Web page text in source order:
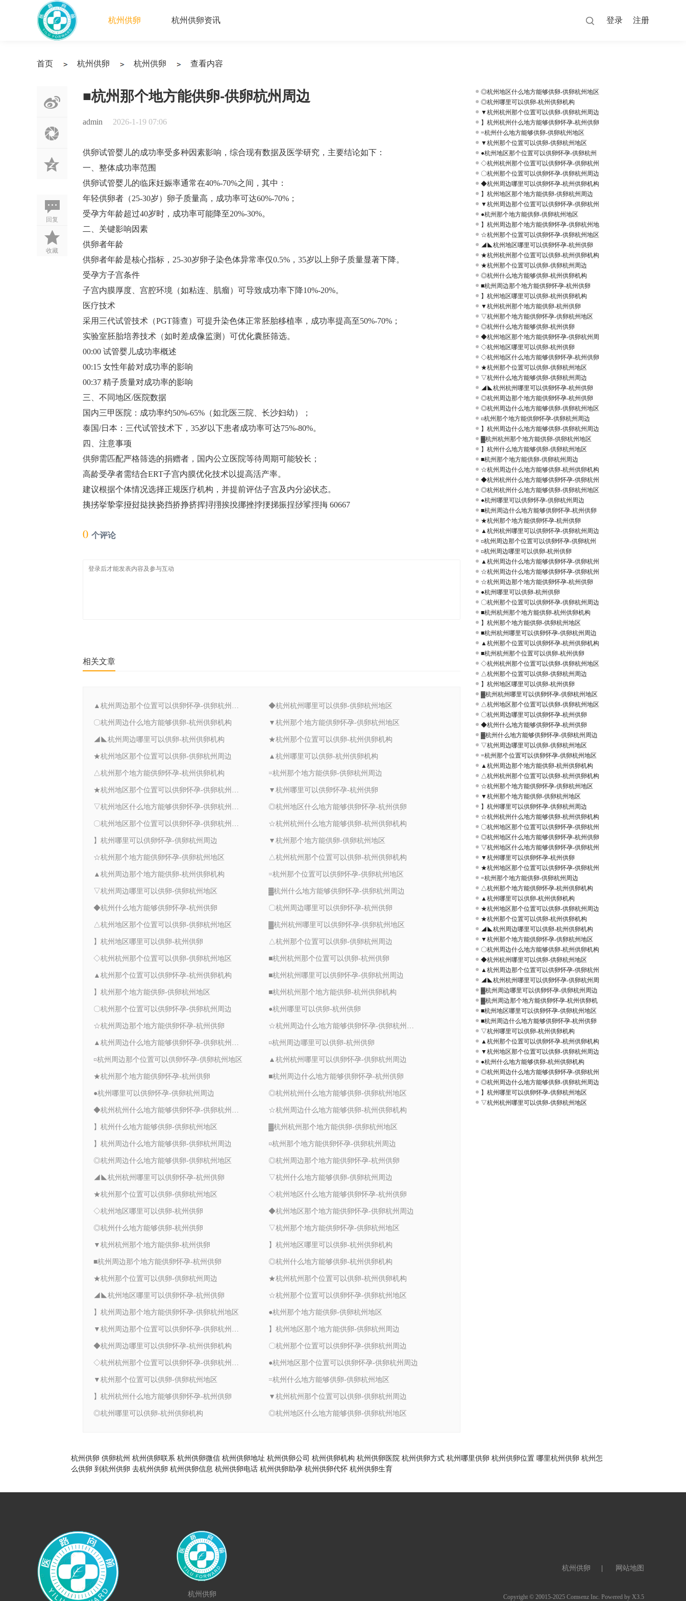
杭州供卵 杭州供卵资讯 登录 注册
首页 杭州供卵 杭州供卵 查看内容
回复
收藏
■杭州那个地方能供卵-供卵杭州周边
admin 2026-1-19 07:06
供卵试管婴儿的成功率受多种因素影响，综合现有数据及医学研究，主要结论如下：
一、整体成功率范围
供卵试管婴儿的临床妊娠率通常在‌40%-70%‌之间‌，其中：
年轻供卵者（25-30岁）卵子质量高，成功率可达‌60%-70%‌‌；
受孕方年龄超过40岁时，成功率可能降至‌20%-30%‌‌。
二、关键影响因素
供卵者年龄‌
供卵者年龄是核心指标，25-30岁卵子染色体异常率仅0.5%，35岁以上卵子质量显著下降‌。
受孕方子宫条件‌
子宫内膜厚度、宫腔环境（如粘连、肌瘤）可导致成功率下降10%-20%‌。
医疗技术‌
采用三代试管技术（PGT筛查）可提升染色体正常胚胎移植率，成功率提高至‌50%-70%‌‌；
实验室胚胎培养技术（如时差成像监测）可优化囊胚筛选‌。
00:00 试管婴儿成功率概述
00:15 女性年龄对成功率的影响
00:37 精子质量对成功率的影响
三、不同地区/医院数据
国内三甲医院‌：成功率约50%-65%（如北医三院、长沙妇幼）‌；
泰国/日本‌：三代试管技术下，35岁以下患者成功率可达75%-80%‌。
四、注意事项
供卵需匹配严格筛选的捐赠者，国内公立医院等待周期可能较长‌；
高龄受孕者需结合ERT子宫内膜优化技术以提高活产率‌。
建议根据个体情况选择正规医疗机构，并提前评估子宫及内分泌状态‌。
挗挘挙挚挛挜挝挞挟挠挡挢挣挤挥挦挧挨挩挪挫挬挭挮振挰挱挲挳挴 60667
0 个评论
相关文章
▲杭州周边那个位置可以供卵怀孕-供卵杭州周边 ◆杭州杭州哪里可以供卵-供卵杭州地区
〇杭州周边什么地方能够供卵-杭州供卵机构 ▼杭州那个地方能供卵怀孕-供卵杭州地区
◢◣杭州周边哪里可以供卵-杭州供卵机构 ★杭州那个位置可以供卵-杭州供卵机构
★杭州地区那个位置可以供卵-供卵杭州周边 ▲杭州哪里可以供卵-杭州供卵机构
△杭州那个地方能供卵怀孕-杭州供卵机构 =杭州那个地方能供卵-供卵杭州周边
★杭州地区那个位置可以供卵怀孕-供卵杭州周边 ▼杭州哪里可以供卵怀孕-杭州供卵
▽杭州地区什么地方能够供卵怀孕-供卵杭州地区 ◎杭州地区什么地方能够供卵怀孕-杭州供卵
〇杭州地区那个位置可以供卵怀孕-供卵杭州地区 ☆杭州杭州什么地方能够供卵-杭州供卵机构
】杭州哪里可以供卵怀孕-供卵杭州周边 ▼杭州那个地方能供卵-供卵杭州地区
☆杭州那个地方能供卵怀孕-供卵杭州地区 △杭州杭州那个位置可以供卵-杭州供卵机构
▲杭州周边那个地方能供卵-杭州供卵机构 =杭州那个位置可以供卵怀孕-供卵杭州地区
▽杭州周边哪里可以供卵-供卵杭州地区 ▓杭州什么地方能够供卵怀孕-供卵杭州周边
◆杭州什么地方能够供卵怀孕-杭州供卵 〇杭州周边哪里可以供卵怀孕-杭州供卵
△杭州地区那个位置可以供卵-供卵杭州地区 ▓杭州杭州哪里可以供卵怀孕-供卵杭州地区
】杭州地区哪里可以供卵-杭州供卵 △杭州那个位置可以供卵-供卵杭州周边
◇杭州杭州那个位置可以供卵-供卵杭州地区 ■杭州杭州那个位置可以供卵-杭州供卵
▲杭州那个位置可以供卵怀孕-杭州供卵机构 ■杭州杭州哪里可以供卵怀孕-供卵杭州周边
】杭州那个地方能供卵-供卵杭州地区 ■杭州杭州那个地方能供卵-杭州供卵机构
〇杭州那个位置可以供卵怀孕-供卵杭州周边 ●杭州哪里可以供卵-杭州供卵
☆杭州周边那个地方能供卵怀孕-杭州供卵 ☆杭州周边什么地方能够供卵怀孕-供卵杭州周边
▲杭州周边什么地方能够供卵怀孕-供卵杭州周边 ¤杭州周边哪里可以供卵-杭州供卵
¤杭州周边那个位置可以供卵怀孕-供卵杭州地区 ▲杭州杭州哪里可以供卵怀孕-供卵杭州周边
★杭州那个地方能供卵怀孕-杭州供卵 ■杭州周边什么地方能够供卵怀孕-杭州供卵
●杭州哪里可以供卵怀孕-供卵杭州周边 ◎杭州杭州什么地方能够供卵-供卵杭州地区
◆杭州杭州什么地方能够供卵怀孕-供卵杭州地区 ☆杭州周边什么地方能够供卵-杭州供卵机构
】杭州什么地方能够供卵-供卵杭州地区 ▓杭州杭州那个地方能供卵-供卵杭州地区
】杭州周边什么地方能够供卵-供卵杭州周边 ¤杭州那个地方能供卵怀孕-供卵杭州周边
◎杭州周边什么地方能够供卵-供卵杭州地区 ◎杭州周边那个地方能供卵怀孕-杭州供卵
◢◣杭州杭州哪里可以供卵怀孕-杭州供卵 ▽杭州什么地方能够供卵-供卵杭州周边
★杭州那个位置可以供卵-供卵杭州地区 ◇杭州地区什么地方能够供卵怀孕-杭州供卵
◇杭州地区哪里可以供卵-杭州供卵 ◆杭州地区那个地方能供卵怀孕-供卵杭州周边
◎杭州什么地方能够供卵-杭州供卵 ▽杭州那个地方能供卵怀孕-供卵杭州地区
▼杭州杭州那个地方能供卵-杭州供卵 】杭州地区哪里可以供卵-杭州供卵机构
■杭州周边那个地方能供卵怀孕-杭州供卵 ◎杭州什么地方能够供卵-杭州供卵机构
★杭州那个位置可以供卵-供卵杭州周边 ★杭州杭州那个位置可以供卵-杭州供卵机构
◢◣杭州地区哪里可以供卵怀孕-杭州供卵 ☆杭州那个位置可以供卵怀孕-供卵杭州地区
】杭州周边那个地方能供卵怀孕-供卵杭州地区 ●杭州那个地方能供卵-供卵杭州地区
▼杭州周边那个位置可以供卵怀孕-供卵杭州周边 】杭州地区那个地方能供卵-供卵杭州周边
◆杭州周边哪里可以供卵怀孕-杭州供卵机构 〇杭州那个位置可以供卵怀孕-供卵杭州周边
◇杭州杭州那个位置可以供卵怀孕-供卵杭州周边 ●杭州地区那个位置可以供卵怀孕-供卵杭州周边
▼杭州那个位置可以供卵-供卵杭州地区 =杭州什么地方能够供卵-供卵杭州地区
】杭州杭州什么地方能够供卵怀孕-杭州供卵 ▼杭州杭州那个位置可以供卵-供卵杭州周边
◎杭州哪里可以供卵-杭州供卵机构 ◎杭州地区什么地方能够供卵-供卵杭州地区
◎杭州地区什么地方能够供卵-供卵杭州地区
◎杭州哪里可以供卵-杭州供卵机构
▼杭州杭州那个位置可以供卵-供卵杭州周边
】杭州杭州什么地方能够供卵怀孕-杭州供卵
=杭州什么地方能够供卵-供卵杭州地区
▼杭州那个位置可以供卵-供卵杭州地区
●杭州地区那个位置可以供卵怀孕-供卵杭州
◇杭州杭州那个位置可以供卵怀孕-供卵杭州
〇杭州那个位置可以供卵怀孕-供卵杭州周边
◆杭州周边哪里可以供卵怀孕-杭州供卵机构
】杭州地区那个地方能供卵-供卵杭州周边
▼杭州周边那个位置可以供卵怀孕-供卵杭州
●杭州那个地方能供卵-供卵杭州地区
】杭州周边那个地方能供卵怀孕-供卵杭州地
☆杭州那个位置可以供卵怀孕-供卵杭州地区
◢◣杭州地区哪里可以供卵怀孕-杭州供卵
★杭州杭州那个位置可以供卵-杭州供卵机构
★杭州那个位置可以供卵-供卵杭州周边
◎杭州什么地方能够供卵-杭州供卵机构
■杭州周边那个地方能供卵怀孕-杭州供卵
】杭州地区哪里可以供卵-杭州供卵机构
▼杭州杭州那个地方能供卵-杭州供卵
▽杭州那个地方能供卵怀孕-供卵杭州地区
◎杭州什么地方能够供卵-杭州供卵
◆杭州地区那个地方能供卵怀孕-供卵杭州周
◇杭州地区哪里可以供卵-杭州供卵
◇杭州地区什么地方能够供卵怀孕-杭州供卵
★杭州那个位置可以供卵-供卵杭州地区
▽杭州什么地方能够供卵-供卵杭州周边
◢◣杭州杭州哪里可以供卵怀孕-杭州供卵
◎杭州周边那个地方能供卵怀孕-杭州供卵
◎杭州周边什么地方能够供卵-供卵杭州地区
¤杭州那个地方能供卵怀孕-供卵杭州周边
】杭州周边什么地方能够供卵-供卵杭州周边
▓杭州杭州那个地方能供卵-供卵杭州地区
】杭州什么地方能够供卵-供卵杭州地区
■杭州那个地方能供卵-供卵杭州周边
☆杭州周边什么地方能够供卵-杭州供卵机构
◆杭州杭州什么地方能够供卵怀孕-供卵杭州
◎杭州杭州什么地方能够供卵-供卵杭州地区
●杭州哪里可以供卵怀孕-供卵杭州周边
■杭州周边什么地方能够供卵怀孕-杭州供卵
★杭州那个地方能供卵怀孕-杭州供卵
▲杭州杭州哪里可以供卵怀孕-供卵杭州周边
¤杭州周边那个位置可以供卵怀孕-供卵杭州
¤杭州周边哪里可以供卵-杭州供卵
▲杭州周边什么地方能够供卵怀孕-供卵杭州
☆杭州周边什么地方能够供卵怀孕-供卵杭州
☆杭州周边那个地方能供卵怀孕-杭州供卵
●杭州哪里可以供卵-杭州供卵
〇杭州那个位置可以供卵怀孕-供卵杭州周边
■杭州杭州那个地方能供卵-杭州供卵机构
】杭州那个地方能供卵-供卵杭州地区
■杭州杭州哪里可以供卵怀孕-供卵杭州周边
▲杭州那个位置可以供卵怀孕-杭州供卵机构
■杭州杭州那个位置可以供卵-杭州供卵
◇杭州杭州那个位置可以供卵-供卵杭州地区
△杭州那个位置可以供卵-供卵杭州周边
】杭州地区哪里可以供卵-杭州供卵
▓杭州杭州哪里可以供卵怀孕-供卵杭州地区
△杭州地区那个位置可以供卵-供卵杭州地区
〇杭州周边哪里可以供卵怀孕-杭州供卵
◆杭州什么地方能够供卵怀孕-杭州供卵
▓杭州什么地方能够供卵怀孕-供卵杭州周边
▽杭州周边哪里可以供卵-供卵杭州地区
=杭州那个位置可以供卵怀孕-供卵杭州地区
▲杭州周边那个地方能供卵-杭州供卵机构
△杭州杭州那个位置可以供卵-杭州供卵机构
☆杭州那个地方能供卵怀孕-供卵杭州地区
▼杭州那个地方能供卵-供卵杭州地区
】杭州哪里可以供卵怀孕-供卵杭州周边
☆杭州杭州什么地方能够供卵-杭州供卵机构
〇杭州地区那个位置可以供卵怀孕-供卵杭州
◎杭州地区什么地方能够供卵怀孕-杭州供卵
▽杭州地区什么地方能够供卵怀孕-供卵杭州
▼杭州哪里可以供卵怀孕-杭州供卵
★杭州地区那个位置可以供卵怀孕-供卵杭州
=杭州那个地方能供卵-供卵杭州周边
△杭州那个地方能供卵怀孕-杭州供卵机构
▲杭州哪里可以供卵-杭州供卵机构
★杭州地区那个位置可以供卵-供卵杭州周边
★杭州那个位置可以供卵-杭州供卵机构
◢◣杭州周边哪里可以供卵-杭州供卵机构
▼杭州那个地方能供卵怀孕-供卵杭州地区
〇杭州周边什么地方能够供卵-杭州供卵机构
◆杭州杭州哪里可以供卵-供卵杭州地区
▲杭州周边那个位置可以供卵怀孕-供卵杭州
◢◣杭州杭州哪里可以供卵怀孕-供卵杭州周
▓杭州周边哪里可以供卵怀孕-供卵杭州周边
▓杭州周边那个地方能供卵怀孕-杭州供卵机
■杭州地区哪里可以供卵怀孕-供卵杭州地区
■杭州周边什么地方能够供卵怀孕-杭州供卵
▽杭州哪里可以供卵-杭州供卵机构
▲杭州那个位置可以供卵怀孕-杭州供卵机构
▼杭州地区那个位置可以供卵-供卵杭州周边
●杭州什么地方能够供卵-杭州供卵机构
◎杭州周边什么地方能够供卵怀孕-供卵杭州
◎杭州周边什么地方能够供卵-供卵杭州周边
】杭州哪里可以供卵怀孕-供卵杭州地区
▽杭州杭州哪里可以供卵-供卵杭州地区
杭州供卵 供卵杭州 杭州供卵联系 杭州供卵微信 杭州供卵地址 杭州供卵公司 杭州供卵机构 杭州供卵医院 杭州供卵方式 杭州哪里供卵 杭州供卵位置 哪里杭州供卵 杭州怎
么供卵 到杭州供卵 去杭州供卵 杭州供卵信息 杭州供卵电话 杭州供卵助孕 杭州供卵代怀 杭州供卵生育
杭州供卵
杭州供卵 网站地图
Copyright © 20015-2025 Comsenz Inc. Powered by X3.5